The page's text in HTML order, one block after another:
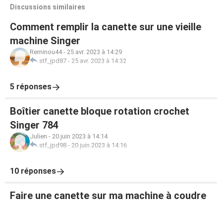
Discussions similaires
Comment remplir la canette sur une vieille
machine Singer
Reminou44- 25 avr. 2023 à 14:29
stf_jpd87 - 25 avr. 2023 à 14:32
5 réponses
Boîtier canette bloque rotation crochet
Singer 784
Julien - 20 juin 2023 à 14:14
stf_jpd98 - 20 juin 2023 à 14:16
10 réponses
Faire une canette sur ma machine à coudre